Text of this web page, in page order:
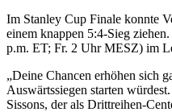
Im Stanley Cup Finale konnte
einem knappen 5:4-Sieg
p.m. ET; Fr. 2 Uhr MESZ) im
„Deine Chancen erhöhen sich
Auswärtssiegen starten
Sissons, der als Drittreihen-